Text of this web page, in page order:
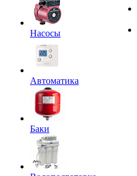
Насосы
Автоматика
Баки